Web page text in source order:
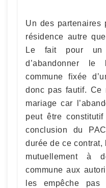
Un des partenaires
résidence autre
Le fait pour un
d’abandonner
commune fixée
donc pas fautif. Ce
mariage car
peut être
conclusion du
durée de ce contrat,
mutuellement à
commune aux
les empêche pas